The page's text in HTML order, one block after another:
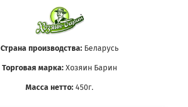
Страна производства: Беларусь
Торговая марка: Хозяин Барин
Масса нетто: 450г.